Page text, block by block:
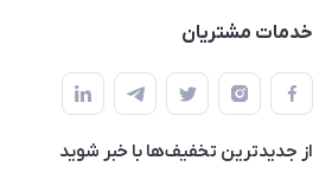
حساب کاربری
لیست محصولات
درباره ما
خدمات مشتریان
قوانین و مقررات
حریم خصوصی
راهنما
از جدید‌ترین تخفیف‌ها با‌ خبر شوید